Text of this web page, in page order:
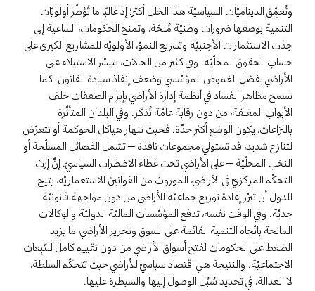
وتُعمِّق الديناميّات السياسيّة هذا الخلل أكثر؛ إذ غالبًا ما تُؤطَّر أولويّات
التنمية بوصفها ضرورات وطنيّة مُلحّة، وتمنح الحكومات، الساعية إلى
جذب الاستثمارات الأجنبيّة وتسريع النموّ، الأولويّة للمشاريع الكبرى على
حساب الحقوق المحلّيّة. وفي كثير من الحالات، يتيسّر الاستيلاء على
الأراضي بفضل الغموض المؤسّسي وضعف إنفاذ سيادة القانون. كما
تسمح مظاهر الفساد في أنظمة إدارة الأراضي بإبرام الصفقات خلف
الأبواب المغلقة، من دون رقابة عامّة تُذكَر. وفي البلدان المتأثّرة
بالنزاعات، يكون الوضع أكثر حدّة. فحيث تنهار هياكل الحوكمة أو تتعرّض
لتنازع شديد، قد تستولي مجموعات نافذة – تشمل الفصائل المسلّحة أو
النخب المحلّيّة – على الأراضي تحت غطاء الاضطراب السياسيّ. إنّ إرث
التحكّم المركزيّ في الأراضي، الموروث من القوانين الاستعماريّة، يتيح
للدول أن تبرّر إعادة توزيع جماعيّة للأراضي من دون مواجهة قانونيّة
جديّة. وفي الوقت نفسه، تدفع المؤسّسات الماليّة الدوليّة والوكالات
المانحة باتّجاه التنمية القائمة على السوق وتحرير الأراضي، ما يزيد
الضغط على الحكومات لفتح أسواق الأراضي من دون تقييم كامل للتَبِعات
الاجتماعيّة. والنتيجة هي اقتصاد سياسيّ للأراضي حيث تتحكّم السلطة،
لا العدالة، في تحديد سُبُل الوصول إليها والسيطرة عليها.